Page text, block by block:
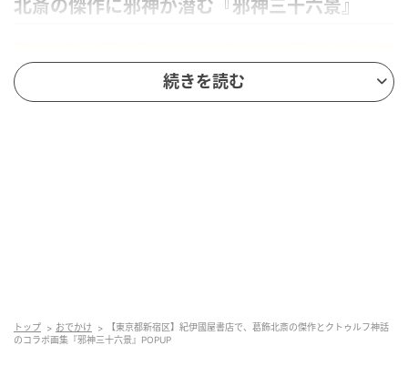
北斎の傑作に邪神が潜む『邪神三十六景』
ストレートプレス
続きを読む
トップ おでかけ
【東京都新宿区】紀伊國屋書店で、葛飾北斎の傑作とクトゥルフ神話
のコラボ画集『邪神三十六景』POPUP